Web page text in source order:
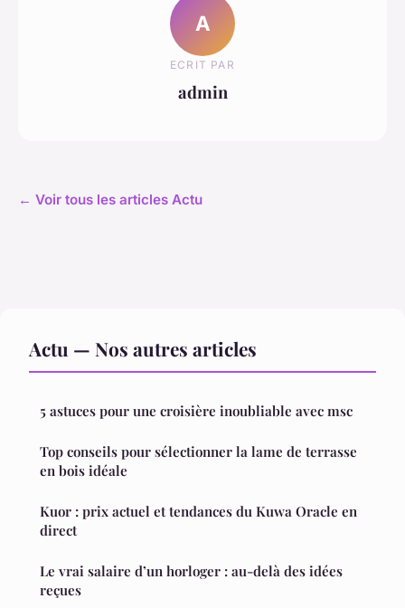
A
ECRIT PAR
admin
← Voir tous les articles Actu
Actu — Nos autres articles
5 astuces pour une croisière inoubliable avec msc
Top conseils pour sélectionner la lame de terrasse
en bois idéale
Kuor : prix actuel et tendances du Kuwa Oracle en
direct
Le vrai salaire d’un horloger : au-delà des idées
reçues